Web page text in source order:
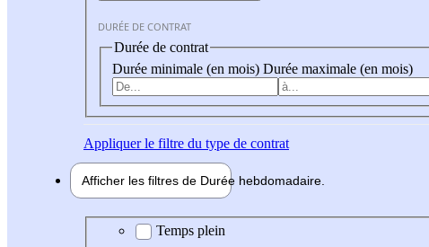
DURÉE DE CONTRAT
Durée de contrat
Durée minimale (en mois) Durée maximale (en mois)
Appliquerle filtre du type de contrat
Afficher les filtres de Durée hebdomadaire
Durée hebdomadaire
Temps plein